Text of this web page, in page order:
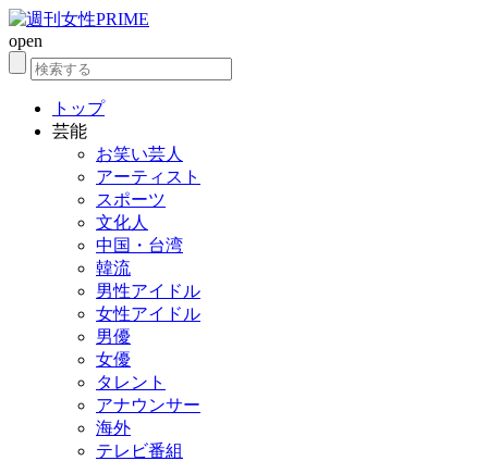
open
トップ
芸能
お笑い芸人
アーティスト
スポーツ
文化人
中国・台湾
韓流
男性アイドル
女性アイドル
男優
女優
タレント
アナウンサー
海外
テレビ番組